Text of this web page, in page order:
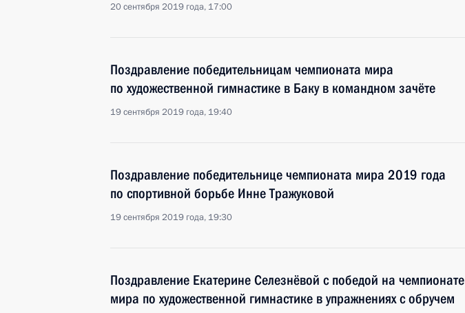
20 сентября 2019 года, 17:00
Поздравление победительницам чемпионата мира
по художественной гимнастике в Баку в командном зачёте
19 сентября 2019 года, 19:40
Поздравление победительнице чемпионата мира 2019 года
по спортивной борьбе Инне Тражуковой
19 сентября 2019 года, 19:30
Поздравление Екатерине Селезнёвой с победой на чемпионате
мира по художественной гимнастике в упражнениях с обручем